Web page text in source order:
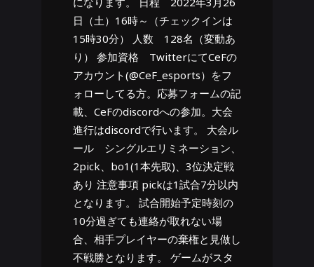
日（土）16時～（チェックインは
15時30分） 人数 128名（変動あ
り） 参加資格 TwitterにてCeFの
アカウント(@CeF_esports）をフ
ォローしてる方。応募フォームの記
載、CeFのdiscordへの参加。大会
進行はdiscordで行います。 大会ル
ール シングルエリミネーション、
2pick、bo1(1本先取)、3位決定戦
あり 注意事項 pickは1試合7分以内
となります。 試合開始予定時刻の
10分過ぎても連絡が取れない場
合、相手プレイヤーの棄権と見做し
不戦勝となります。 ゲームがスタ